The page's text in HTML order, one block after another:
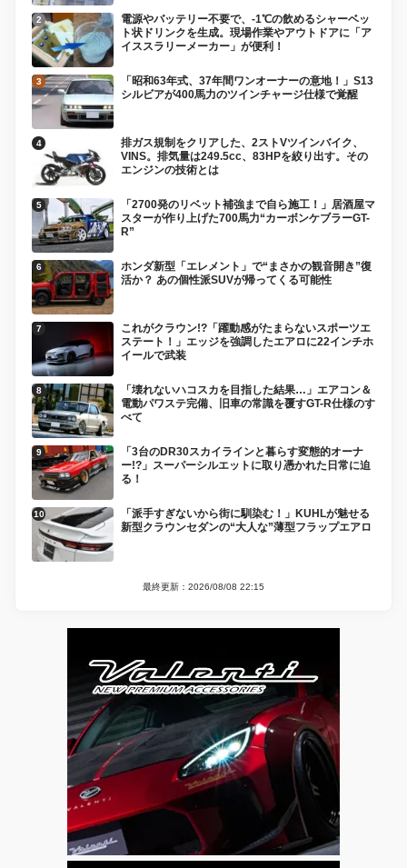
電源やバッテリー不要で、-1℃の飲めるシャーベッ
ト状ドリンクを生成。現場作業やアウトドアに「ア
イススラリーメーカー」が便利！
「昭和63年式、37年間ワンオーナーの意地！」S13
シルビアが400馬力のツインチャージ仕様で覚醒
排ガス規制をクリアした、2ストVツインバイク、
VINS。排気量は249.5cc、83HPを絞り出す。その
エンジンの技術とは
「2700発のリベット補強まで自ら施工！」居酒屋マ
スターが作り上げた700馬力“カーボンケブラーGT-
R”
ホンダ新型「エレメント」で“まさかの観音開き”復
活か？ あの個性派SUVが帰ってくる可能性
これがクラウン!?「躍動感がたまらないスポーツエ
ステート！」エッジを強調したエアロに22インチホ
イールで武装
「壊れないハコスカを目指した結果…」エアコン＆
電動パワステ完備、旧車の常識を覆すGT-R仕様のす
べて
「3台のDR30スカイラインと暮らす変態的オーナ
ー!?」スーパーシルエットに取り憑かれた日常に迫
る！
「派手すぎないから街に馴染む！」KUHLが魅せる
新型クラウンセダンの“大人な”薄型フラップエアロ
最終更新：2026/08/08 22:15